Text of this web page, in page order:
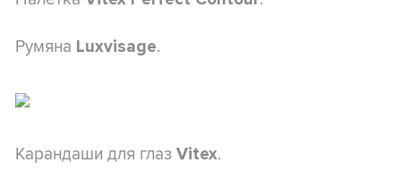
Румяна Luxvisage.
Карандаши для глаз Vitex.